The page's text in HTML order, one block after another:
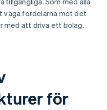
fördelarna mot det
med att driva ett bolag.
för